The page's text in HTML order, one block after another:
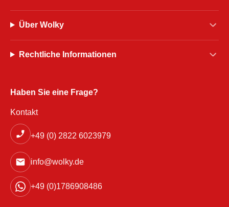
Über Wolky
Rechtliche Informationen
Haben Sie eine Frage?
Kontakt
+49 (0) 2822 6023979
info@wolky.de
+49 (0)1786908486